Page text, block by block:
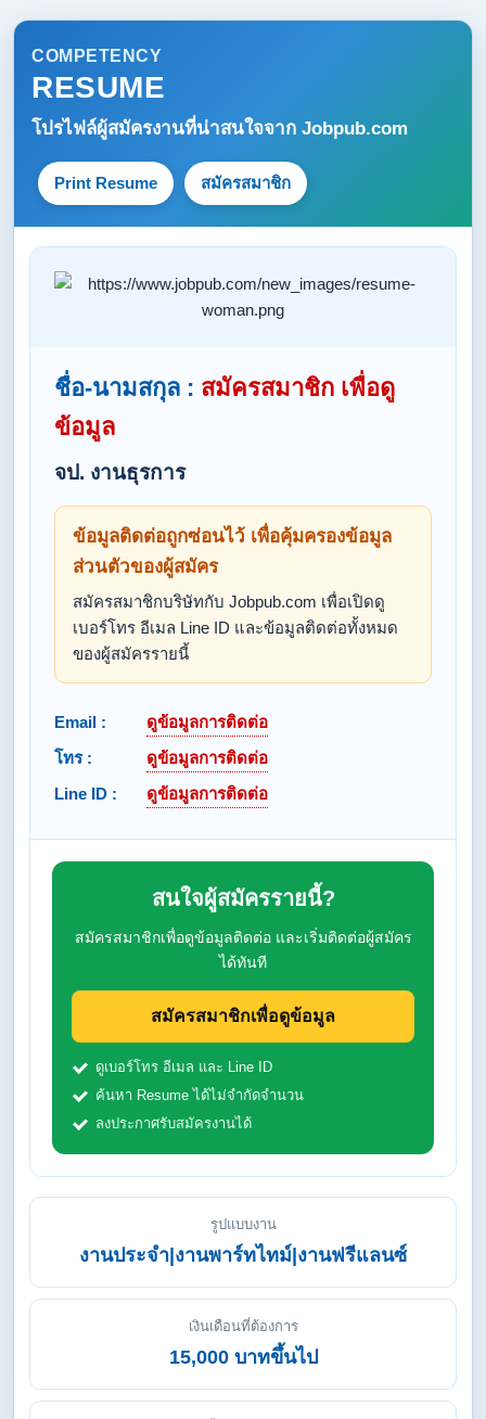
COMPETENCY
RESUME
โปรไฟล์ผู้สมัครงานที่น่าสนใจจาก Jobpub.com
Print Resume สมัครสมาชิก
ชื่อ-นามสกุล : สมัครสมาชิก เพื่อดู
ข้อมูล
จป. งานธุรการ
ข้อมูลติดต่อถูกซ่อนไว้ เพื่อคุ้มครองข้อมูล
ส่วนตัวของผู้สมัคร
สมัครสมาชิกบริษัทกับ Jobpub.com เพื่อเปิดดู
เบอร์โทร อีเมล Line ID และข้อมูลติดต่อทั้งหมด
ของผู้สมัครรายนี้
Email :
ดูข้อมูลการติดต่อ
โทร :
ดูข้อมูลการติดต่อ
Line ID :
ดูข้อมูลการติดต่อ
สนใจผู้สมัครรายนี้?
สมัครสมาชิกเพื่อดูข้อมูลติดต่อ และเริ่มติดต่อผู้สมัคร
ได้ทันที
สมัครสมาชิกเพื่อดูข้อมูล
ดูเบอร์โทร อีเมล และ Line ID
ค้นหา Resume ได้ไม่จำกัดจำนวน
ลงประกาศรับสมัครงานได้
รูปแบบงาน
งานประจำ|งานพาร์ทไทม์|งานฟรีแลนซ์
เงินเดือนที่ต้องการ
15,000 บาทขึ้นไป